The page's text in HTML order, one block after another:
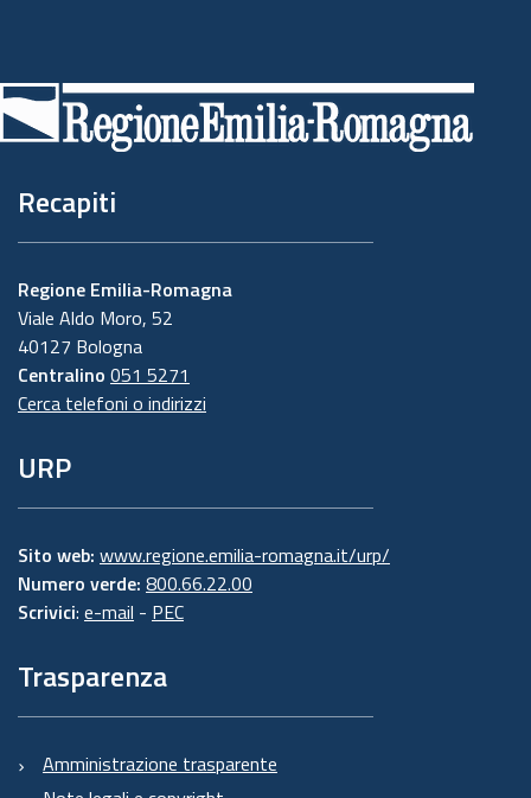
di
pagina
Recapiti
Regione Emilia-Romagna
Viale Aldo Moro, 52
40127 Bologna
Centralino 051 5271
Cerca telefoni o indirizzi
URP
Sito web: www.regione.emilia-romagna.it/urp/
Numero verde: 800.66.22.00
Scrivici: e-mail - PEC
Trasparenza
Amministrazione trasparente